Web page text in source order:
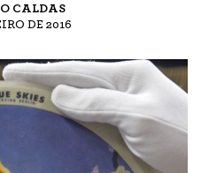
CALDAS
DE 2016